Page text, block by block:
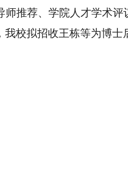
推荐、学院人才学术评
我校拟招收王栋等为博士